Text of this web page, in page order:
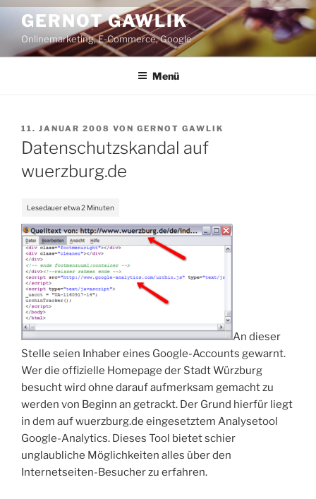
Zum
Inhalt
springen
GERNOT GAWLIK
Onlinemarketing, E-Commerce, Google
Menü
VERÖFFENTLICHT
AM
11. JANUAR 2008 VON GERNOT GAWLIK
Datenschutzskandal auf
wuerzburg.de
An dieser
Stelle seien Inhaber eines Google-Accounts gewarnt.
Wer die offizielle Homepage der Stadt Würzburg
besucht wird ohne darauf aufmerksam gemacht zu
werden von Beginn an getrackt. Der Grund hierfür liegt
in dem auf wuerzburg.de eingesetztem Analysetool
Google-Analytics. Dieses Tool bietet schier
unglaubliche Möglichkeiten alles über den
Internetseiten-Besucher zu erfahren.